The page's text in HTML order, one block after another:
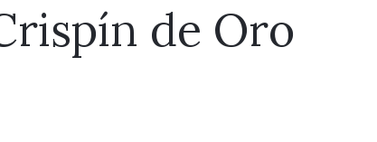
de Oro